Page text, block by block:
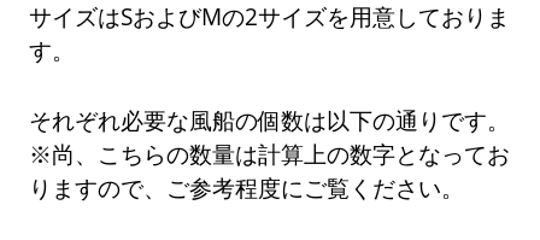
サイズはSおよびMの2サイズを用意しておりま
す。
それぞれ必要な風船の個数は以下の通りです。
※尚、こちらの数量は計算上の数字となってお
りますので、ご参考程度にご覧ください。